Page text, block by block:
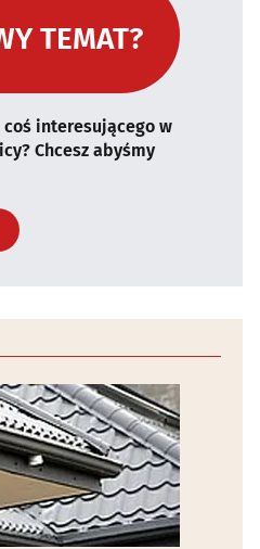
TEMAT?
coś interesującego w
Chcesz abyśmy